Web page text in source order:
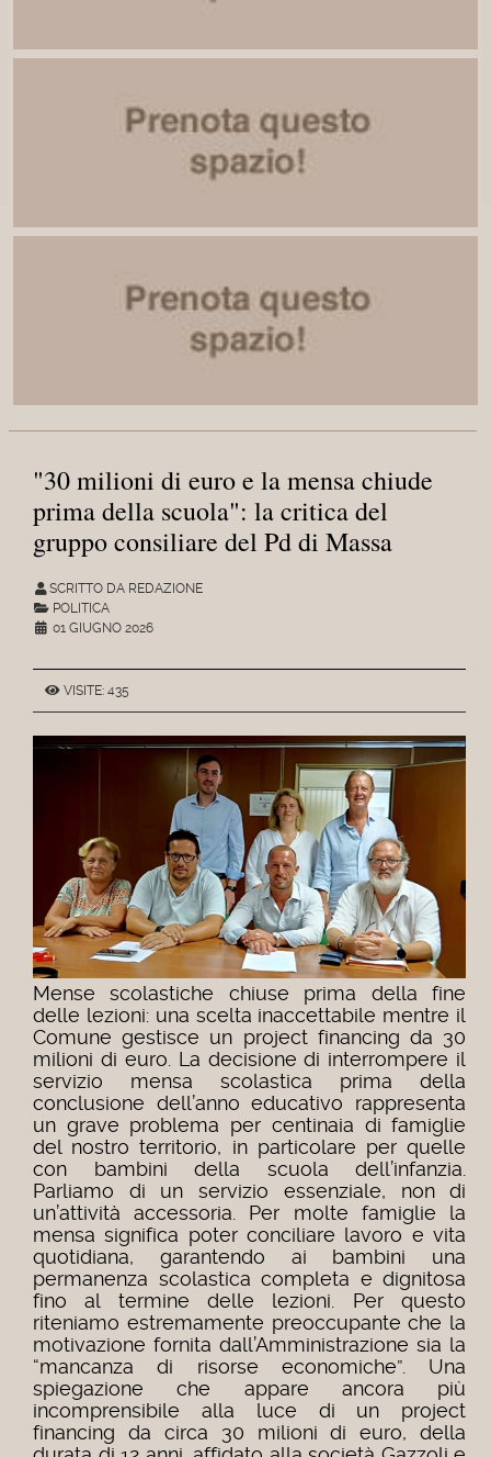
"30 milioni di euro e la mensa chiude
prima della scuola": la critica del
gruppo consiliare del Pd di Massa
SCRITTO DA REDAZIONE
POLITICA
01 GIUGNO 2026
VISITE: 435
Mense scolastiche chiuse prima della fine
delle lezioni: una scelta inaccettabile mentre il
Comune gestisce un project financing da 30
milioni di euro. La decisione di interrompere il
servizio mensa scolastica prima della
conclusione dell’anno educativo rappresenta
un grave problema per centinaia di famiglie
del nostro territorio, in particolare per quelle
con bambini della scuola dell’infanzia.
Parliamo di un servizio essenziale, non di
un’attività accessoria. Per molte famiglie la
mensa significa poter conciliare lavoro e vita
quotidiana, garantendo ai bambini una
permanenza scolastica completa e dignitosa
fino al termine delle lezioni. Per questo
riteniamo estremamente preoccupante che la
motivazione fornita dall’Amministrazione sia la
“mancanza di risorse economiche”. Una
spiegazione che appare ancora più
incomprensibile alla luce di un project
financing da circa 30 milioni di euro, della